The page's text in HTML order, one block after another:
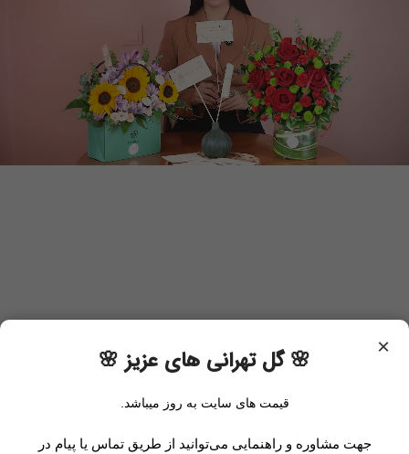
× 🌸 گل تهرانی های عزیز 🌸
قیمت های سایت به روز میباشد.
جهت مشاوره و راهنمایی می‌توانید از طریق تماس یا پیام در